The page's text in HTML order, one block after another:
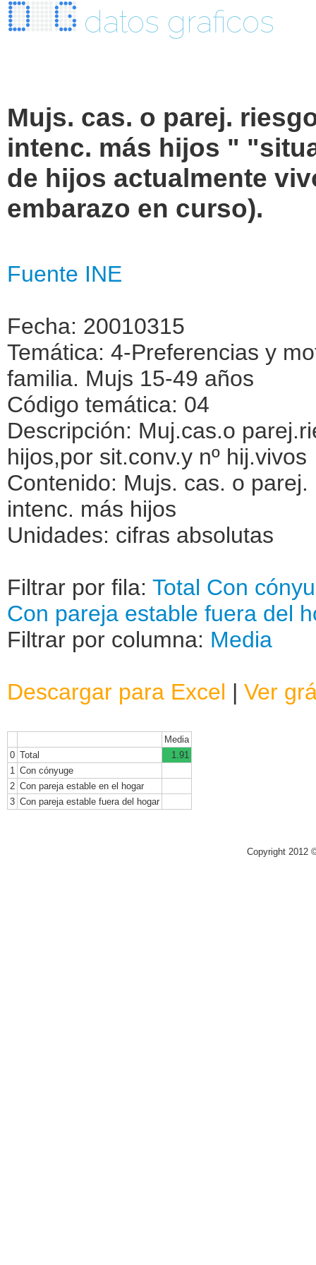
datos graficos
Mujs. cas. o parej.
intenc. más hijos "
de hijos actualmente
embarazo en curso).
Fuente INE
Fecha: 20010315
Temática: 4-Preferencias y
familia. Mujs 15-49 años
Código temática: 04
Descripción: Muj.cas.o
hijos,por sit.conv.y nº hij.vivos
Contenido: Mujs. cas. o
intenc. más hijos
Unidades: cifras absolutas
Filtrar por fila: Total Con
Con pareja estable fuera del
Filtrar por columna: Media
Descargar para Excel | Ver
Media
0 Total
1.91
1 Con cónyuge
2 Con pareja estable en el hogar
3 Con pareja estable fuera del hogar
Copyright 2012